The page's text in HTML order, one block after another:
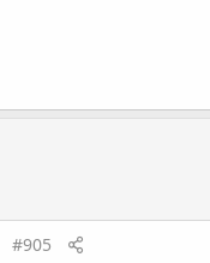
#905